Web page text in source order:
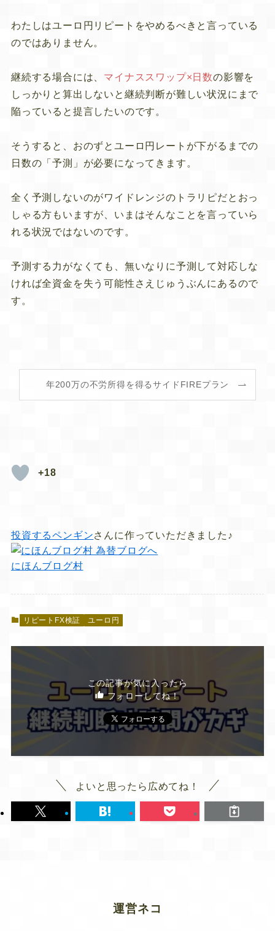
わたしはユーロ円リピートをやめるべきと言っている
のではありません。
継続する場合には、 マイナススワップ×日数の影響を
しっかりと算出しないと継続判断が難しい状況にまで
陥っていると提言したいのです。
そうすると、おのずとユーロ円レートが下がるまでの
日数の「予測」が必要になってきます。
全く予測しないのがワイドレンジのトラリピだとおっ
しゃる方もいますが、いまはそんなことを言っていら
れる状況ではないのです。
予測する力がなくても、無いなりに予測して対応しな
ければ全資金を失う可能性さえじゅうぶんにあるので
す。
年200万の不労所得を得るサイドFIREプラン
+18
投資するペンギンさんに作っていただきました♪
にほんブログ村
リピートFX検証 ユーロ円
この記事が気に入ったら
フォローしてね！
よいと思ったら広めてね！
運営ネコ